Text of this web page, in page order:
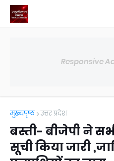
Responsive
मुख्यपृष्ठ उत्तर प्रदेश
बस्ती- बीजेपी ने
सूची किया जारी